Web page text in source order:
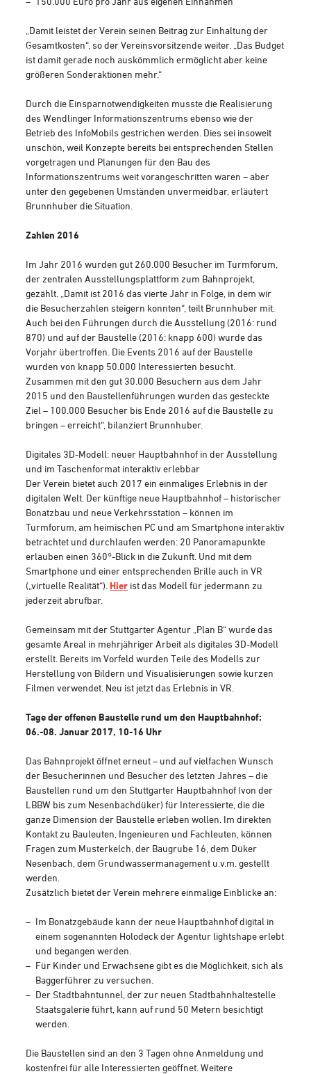
„Damit leistet der Verein seinen Beitrag zur Einhaltung der
Gesamtkosten“, so der Vereinsvorsitzende weiter. „Das Budget
ist damit gerade noch auskömmlich ermöglicht aber keine
größeren Sonderaktionen mehr.“
Durch die Einsparnotwendigkeiten musste die Realisierung
des Wendlinger Informationszentrums ebenso wie der
Betrieb des InfoMobils gestrichen werden. Dies sei insoweit
unschön, weil Konzepte bereits bei entsprechenden Stellen
vorgetragen und Planungen für den Bau des
Informationszentrums weit vorangeschritten waren – aber
unter den gegebenen Umständen unvermeidbar, erläutert
Brunnhuber die Situation.
Zahlen 2016
Im Jahr 2016 wurden gut 260.000 Besucher im Turmforum,
der zentralen Ausstellungsplattform zum Bahnprojekt,
gezählt. „Damit ist 2016 das vierte Jahr in Folge, in dem wir
die Besucherzahlen steigern konnten“, teilt Brunnhuber mit.
Auch bei den Führungen durch die Ausstellung (2016: rund
870) und auf der Baustelle (2016: knapp 600) wurde das
Vorjahr übertroffen. Die Events 2016 auf der Baustelle
wurden von knapp 50.000 Interessierten besucht.
Zusammen mit den gut 30.000 Besuchern aus dem Jahr
2015 und den Baustellenführungen wurden das gesteckte
Ziel – 100.000 Besucher bis Ende 2016 auf die Baustelle zu
bringen – erreicht“, bilanziert Brunnhuber.
Digitales 3D-Modell: neuer Hauptbahnhof in der Ausstellung
und im Taschenformat interaktiv erlebbar
Der Verein bietet auch 2017 ein einmaliges Erlebnis in der
digitalen Welt. Der künftige neue Hauptbahnhof – historischer
Bonatzbau und neue Verkehrsstation – können im
Turmforum, am heimischen PC und am Smartphone interaktiv
betrachtet und durchlaufen werden: 20 Panoramapunkte
erlauben einen 360°-Blick in die Zukunft. Und mit dem
Smartphone und einer entsprechenden Brille auch in VR
(„virtuelle Realität“). Hier ist das Modell für jedermann zu
jederzeit abrufbar.
Gemeinsam mit der Stuttgarter Agentur „Plan B“ wurde das
gesamte Areal in mehrjähriger Arbeit als digitales 3D-Modell
erstellt. Bereits im Vorfeld wurden Teile des Modells zur
Herstellung von Bildern und Visualisierungen sowie kurzen
Filmen verwendet. Neu ist jetzt das Erlebnis in VR.
Tage der offenen Baustelle rund um den Hauptbahnhof:
06.-08. Januar 2017, 10-16 Uhr
Das Bahnprojekt öffnet erneut – und auf vielfachen Wunsch
der Besucherinnen und Besucher des letzten Jahres – die
Baustellen rund um den Stuttgarter Hauptbahnhof (von der
LBBW bis zum Nesenbachdüker) für Interessierte, die die
ganze Dimension der Baustelle erleben wollen. Im direkten
Kontakt zu Bauleuten, Ingenieuren und Fachleuten, können
Fragen zum Musterkelch, der Baugrube 16, dem Düker
Nesenbach, dem Grundwassermanagement u.v.m. gestellt
werden.
Zusätzlich bietet der Verein mehrere einmalige Einblicke an:
Im Bonatzgebäude kann der neue Hauptbahnhof digital in
einem sogenannten Holodeck der Agentur lightshape erlebt
und begangen werden.
Für Kinder und Erwachsene gibt es die Möglichkeit, sich als
Baggerführer zu versuchen.
Der Stadtbahntunnel, der zur neuen Stadtbahnhaltestelle
Staatsgalerie führt, kann auf rund 50 Metern besichtigt
werden.
Die Baustellen sind an den 3 Tagen ohne Anmeldung und
kostenfrei für alle Interessierten geöffnet. Weitere